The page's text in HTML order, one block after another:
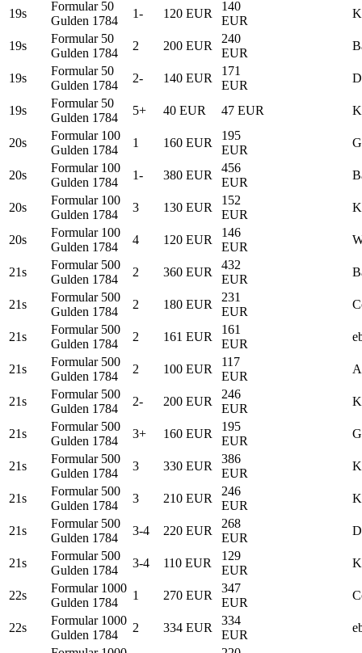
19s
Formular 50
Gulden 1784
1- 120 EUR
140
EUR
19s
Formular 50
Gulden 1784
2 200 EUR
240
EUR
19s
Formular 50
Gulden 1784
2- 140 EUR
171
EUR
19s
Formular 50
Gulden 1784
5+ 40 EUR 47 EUR
20s
Formular 100
Gulden 1784
1 160 EUR
195
EUR
20s
Formular 100
Gulden 1784
1- 380 EUR
456
EUR
20s
Formular 100
Gulden 1784
3 130 EUR
152
EUR
20s
Formular 100
Gulden 1784
4 120 EUR
146
EUR
21s
Formular 500
Gulden 1784
2 360 EUR
432
EUR
21s
Formular 500
Gulden 1784
2 180 EUR
231
EUR
21s
Formular 500
Gulden 1784
2 161 EUR
161
EUR
21s
Formular 500
Gulden 1784
2 100 EUR
117
EUR
21s
Formular 500
Gulden 1784
2- 200 EUR
246
EUR
21s
Formular 500
Gulden 1784
3+ 160 EUR
195
EUR
21s
Formular 500
Gulden 1784
3 330 EUR
386
EUR
21s
Formular 500
Gulden 1784
3 210 EUR
246
EUR
21s
Formular 500
Gulden 1784
3-4 220 EUR
268
EUR
21s
Formular 500
Gulden 1784
3-4 110 EUR
129
EUR
22s
Formular 1000
Gulden 1784
1 270 EUR
347
EUR
22s
Formular 1000
Gulden 1784
2 334 EUR
334
EUR